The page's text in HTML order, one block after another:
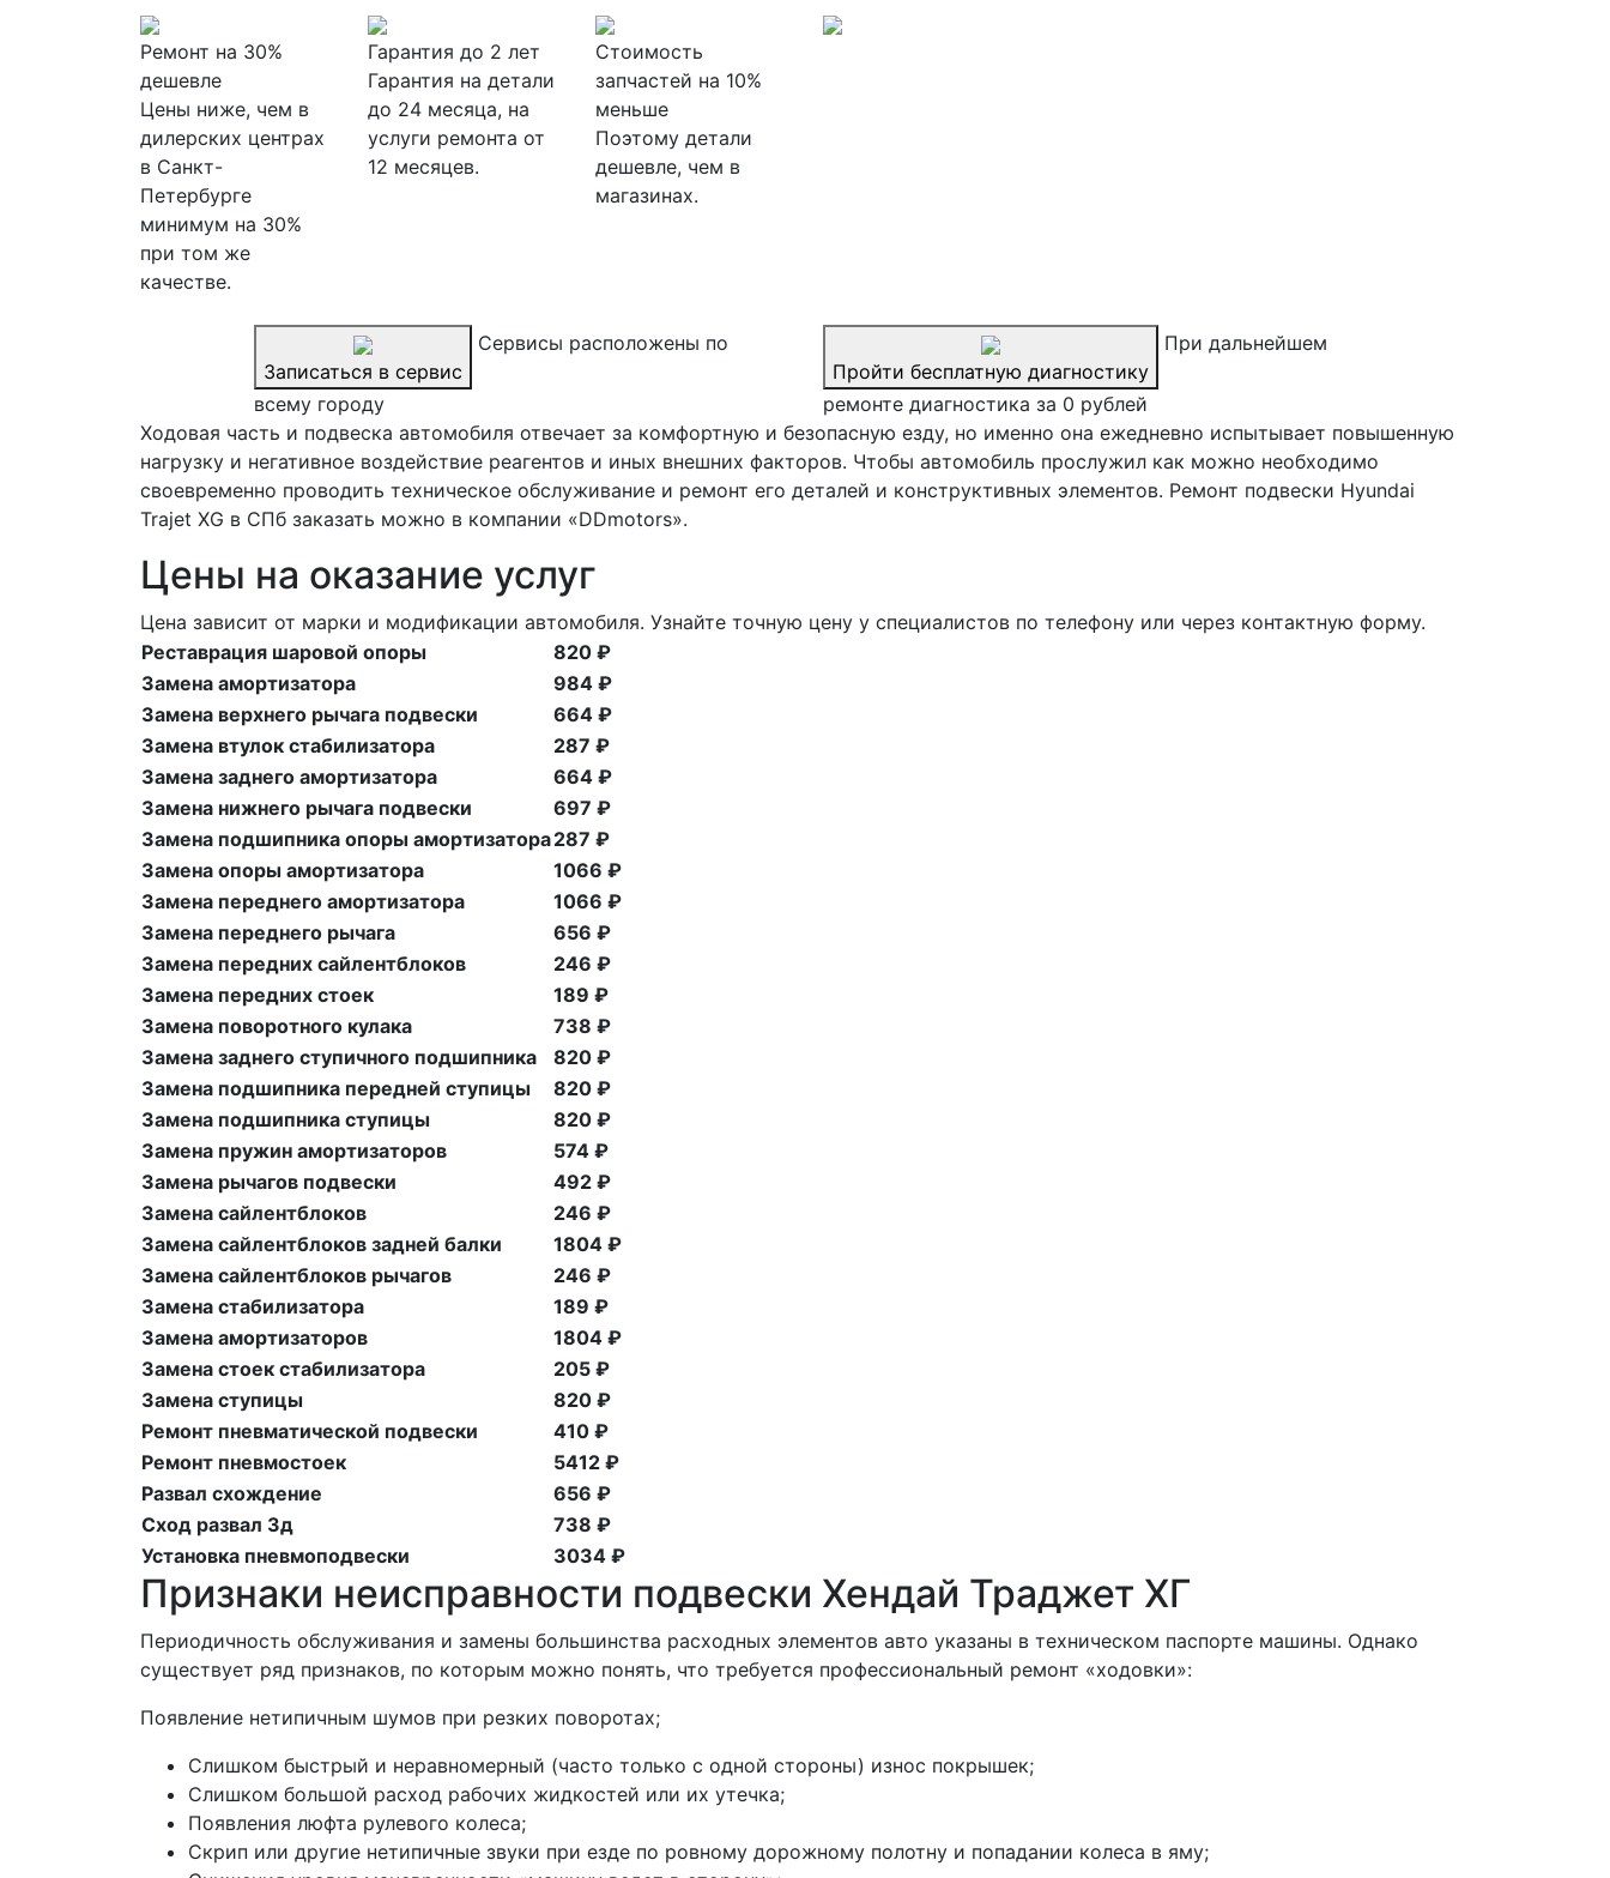
Ремонт на 30%
дешевле
Цены ниже, чем в
дилерских центрах
в Санкт-
Петербурге
минимум на 30%
при том же
качестве.
Гарантия до 2 лет
Гарантия на детали
до 24 месяца, на
услуги ремонта от
12 месяцев.
Стоимость
запчастей на 10%
меньше
Поэтому детали
дешевле, чем в
магазинах.
Записаться в сервис
Сервисы расположены по
всему городу
Пройти бесплатную диагностику
При дальнейшем
ремонте диагностика за 0 рублей
Ходовая часть и подвеска автомобиля отвечает за комфортную и безопасную езду, но именно она ежедневно испытывает повышенную
нагрузку и негативное воздействие реагентов и иных внешних факторов. Чтобы автомобиль прослужил как можно необходимо
своевременно проводить техническое обслуживание и ремонт его деталей и конструктивных элементов. Ремонт подвески Hyundai
Trajet XG в СПб заказать можно в компании «DDmotors».
Цены на оказание услуг
Цена зависит от марки и модификации автомобиля. Узнайте точную цену у специалистов по телефону или через контактную форму.
Реставрация шаровой опоры
820 ₽
Замена амортизатора
984 ₽
Замена верхнего рычага подвески
664 ₽
Замена втулок стабилизатора
287 ₽
Замена заднего амортизатора
664 ₽
Замена нижнего рычага подвески
697 ₽
Замена подшипника опоры амортизатора287 ₽
Замена опоры амортизатора
1066 ₽
Замена переднего амортизатора
1066 ₽
Замена переднего рычага
656 ₽
Замена передних сайлентблоков
246 ₽
Замена передних стоек
189 ₽
Замена поворотного кулака
738 ₽
Замена заднего ступичного подшипника
820 ₽
Замена подшипника передней ступицы
820 ₽
Замена подшипника ступицы
820 ₽
Замена пружин амортизаторов
574 ₽
Замена рычагов подвески
492 ₽
Замена сайлентблоков
246 ₽
Замена сайлентблоков задней балки
1804 ₽
Замена сайлентблоков рычагов
246 ₽
Замена стабилизатора
189 ₽
Замена амортизаторов
1804 ₽
Замена стоек стабилизатора
205 ₽
Замена ступицы
820 ₽
Ремонт пневматической подвески
410 ₽
Ремонт пневмостоек
5412 ₽
Развал схождение
656 ₽
Сход развал 3д
738 ₽
Установка пневмоподвески
3034 ₽
Признаки неисправности подвески Хендай Траджет ХГ
Периодичность обслуживания и замены большинства расходных элементов авто указаны в техническом паспорте машины. Однако
существует ряд признаков, по которым можно понять, что требуется профессиональный ремонт «ходовки»:
Появление нетипичным шумов при резких поворотах;
Слишком быстрый и неравномерный (часто только с одной стороны) износ покрышек;
Слишком большой расход рабочих жидкостей или их утечка;
Появления люфта рулевого колеса;
Скрип или другие нетипичные звуки при езде по ровному дорожному полотну и попадании колеса в яму;